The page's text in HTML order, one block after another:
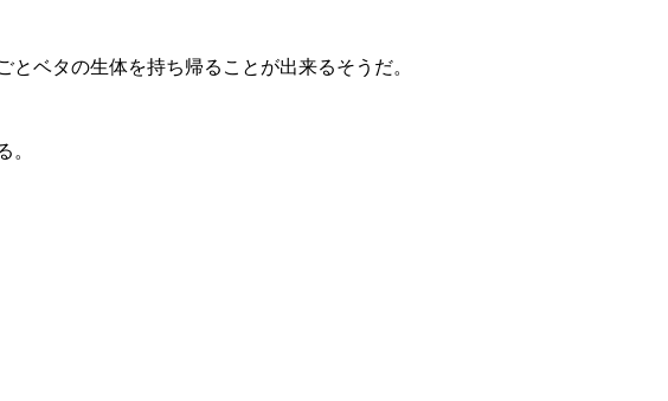
ベタの生体を持ち帰ることが出来るそうだ。
。